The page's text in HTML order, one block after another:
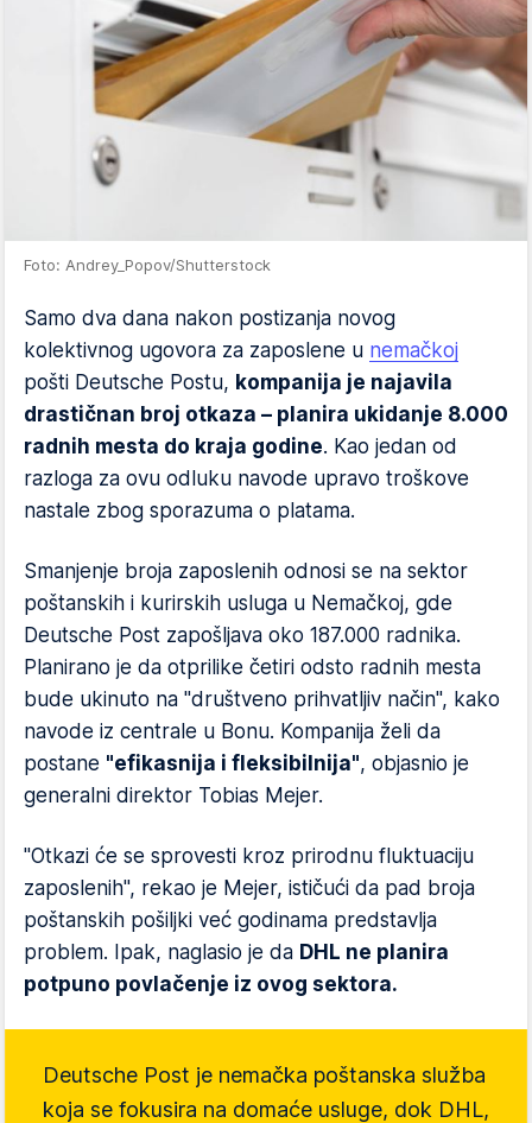
Foto: Andrey_Popov/Shutterstock
Samo dva dana nakon postizanja novog
kolektivnog ugovora za zaposlene u nemačkoj
pošti Deutsche Postu, kompanija je najavila
drastičnan broj otkaza – planira ukidanje 8.000
radnih mesta do kraja godine. Kao jedan od
razloga za ovu odluku navode upravo troškove
nastale zbog sporazuma o platama.
Smanjenje broja zaposlenih odnosi se na sektor
poštanskih i kurirskih usluga u Nemačkoj, gde
Deutsche Post zapošljava oko 187.000 radnika.
Planirano je da otprilike četiri odsto radnih mesta
bude ukinuto na "društveno prihvatljiv način", kako
navode iz centrale u Bonu. Kompanija želi da
postane "efikasnija i fleksibilnija", objasnio je
generalni direktor Tobias Mejer.
"Otkazi će se sprovesti kroz prirodnu fluktuaciju
zaposlenih", rekao je Mejer, ističući da pad broja
poštanskih pošiljki već godinama predstavlja
problem. Ipak, naglasio je da DHL ne planira
potpuno povlačenje iz ovog sektora.
Deutsche Post je nemačka poštanska služba
koja se fokusira na domaće usluge, dok DHL,